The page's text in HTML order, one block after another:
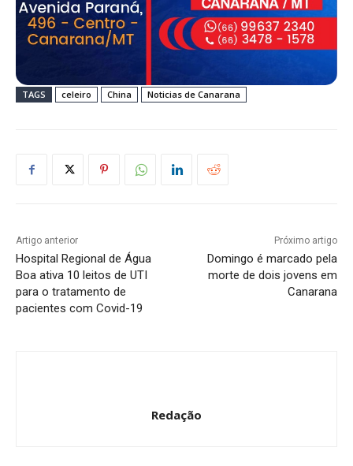
TAGS celeiro China Noticias de Canarana
Artigo anterior
Hospital Regional de Água
Boa ativa 10 leitos de UTI
para o tratamento de
pacientes com Covid-19
Próximo artigo
Domingo é marcado pela
morte de dois jovens em
Canarana
Redação